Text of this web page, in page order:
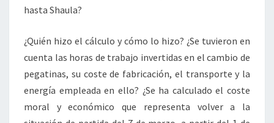
hasta Shaula?
¿Quién hizo el cálculo y cómo lo hizo? ¿Se tuvieron en
cuenta las horas de trabajo invertidas en el cambio de
pegatinas, su coste de fabricación, el transporte y la
energía empleada en ello? ¿Se ha calculado el coste
moral y económico que representa volver a la